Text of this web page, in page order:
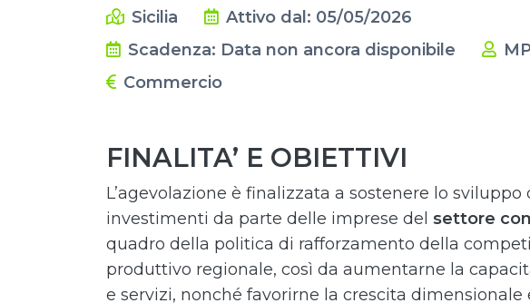
Sicilia
Attivo dal: 05/05/2026
Scadenza: Data non ancora disponibile
Commercio
FINALITA’ E OBIETTIVI
L’agevolazione è finalizzata a sostenere lo sviluppo
investimenti da parte delle imprese del settore
quadro della politica di rafforzamento della
produttivo regionale, così da aumentarne la
e servizi, nonché favorirne la crescita dimensionale